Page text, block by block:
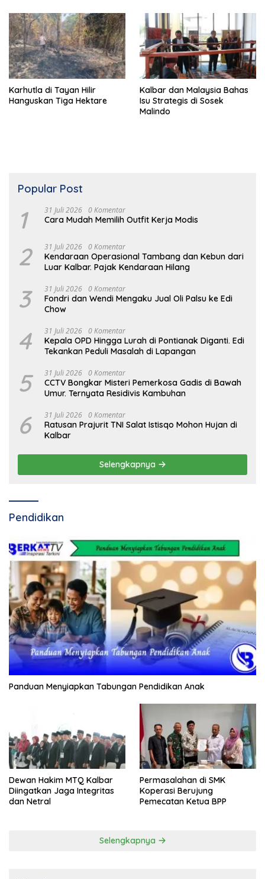
Karhutla di Tayan Hilir
Hanguskan Tiga Hektare
Kalbar dan Malaysia Bahas
Isu Strategis di Sosek
Malindo
Popular Post
1 31 Juli 2026 0 Komentar
Cara Mudah Memilih Outfit Kerja Modis
2 31 Juli 2026 0 Komentar
Kendaraan Operasional Tambang dan Kebun dari
Luar Kalbar. Pajak Kendaraan Hilang
3 31 Juli 2026 0 Komentar
Fondri dan Wendi Mengaku Jual Oli Palsu ke Edi
Chow
4 31 Juli 2026 0 Komentar
Kepala OPD Hingga Lurah di Pontianak Diganti. Edi
Tekankan Peduli Masalah di Lapangan
5 31 Juli 2026 0 Komentar
CCTV Bongkar Misteri Pemerkosa Gadis di Bawah
Umur. Ternyata Residivis Kambuhan
6 31 Juli 2026 0 Komentar
Ratusan Prajurit TNI Salat Istisqo Mohon Hujan di
Kalbar
Selengkapnya
Pendidikan
Panduan Menyiapkan Tabungan Pendidikan Anak
Dewan Hakim MTQ Kalbar
Diingatkan Jaga Integritas
dan Netral
Permasalahan di SMK
Koperasi Berujung
Pemecatan Ketua BPP
Selengkapnya